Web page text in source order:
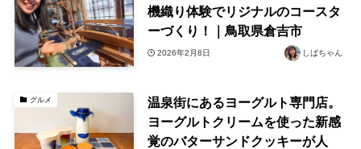
機織り体験でリジナルのコースタ
ーづくり！｜鳥取県倉吉市
2026年2月8日 しばちゃん
グルメ
温泉街にあるヨーグルト専門店。
ヨーグルトクリームを使った新感
覚のバターサンドクッキーが人